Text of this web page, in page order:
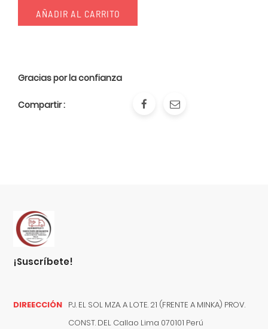
AÑADIR AL CARRITO
Gracias por la confianza
Compartir :
¡suscríbete!
DIREECCIÓN PJ. EL SOL MZA. A LOTE. 21 (FRENTE A MINKA) PROV.
CONST. DEL Callao Lima 070101 Perú